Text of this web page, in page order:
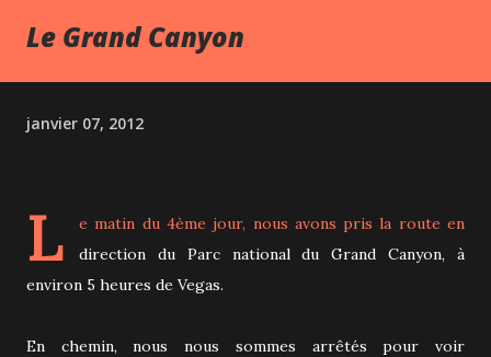
Le Grand Canyon
janvier 07, 2012
L
e matin du 4ème jour, nous avons pris la route en
direction du Parc national du Grand Canyon, à
environ 5 heures de Vegas.
En chemin, nous nous sommes arrêtés pour voir